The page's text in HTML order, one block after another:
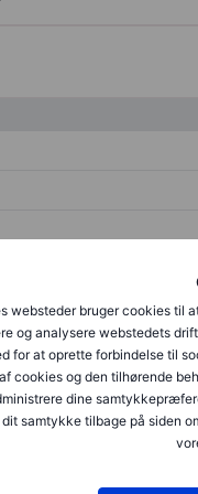
websteder bruger cookies til
og analysere webstedets
for at oprette forbindelse til
cookies og den tilhørende
dine
samtykke tilbage på siden